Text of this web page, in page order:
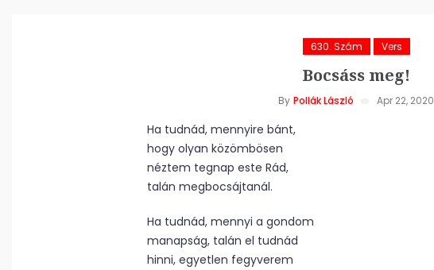
630. Szám Vers
Bocsáss meg!
By Pollák László Apr 22, 2020
Ha tudnád, mennyire bánt,
hogy olyan közömbösen
néztem tegnap este Rád,
talán megbocsájtanál.
Ha tudnád, mennyi a gondom
manapság, talán el tudnád
hinni, egyetlen fegyverem